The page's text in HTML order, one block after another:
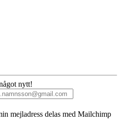
nytt!
mejladress delas med Mailchimp